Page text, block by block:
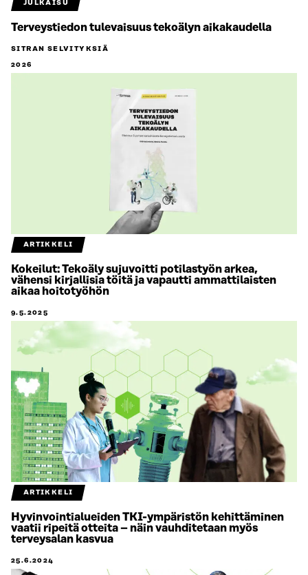
JULKAISU
Terveystiedon tulevaisuus tekoälyn aikakaudella
SITRAN SELVITYKSIÄ
2026
ARTIKKELI
Kokeilut: Tekoäly sujuvoitti potilastyön arkea,
vähensi kirjallisia töitä ja vapautti ammattilaisten
aikaa hoitotyöhön
9.5.2025
ARTIKKELI
Hyvinvointialueiden TKI-ympäristön kehittäminen
vaatii ripeitä otteita – näin vauhditetaan myös
terveysalan kasvua
25.6.2024